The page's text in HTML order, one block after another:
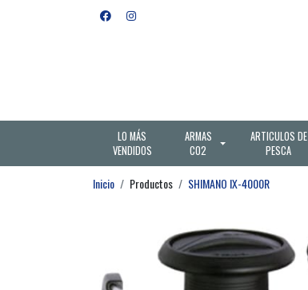
LO MÁS
VENDIDOS
ARMAS
CO2
ARTICULOS DE
PESCA
Inicio Productos SHIMANO IX-4000R